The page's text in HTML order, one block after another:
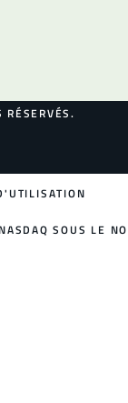
SOUS LE